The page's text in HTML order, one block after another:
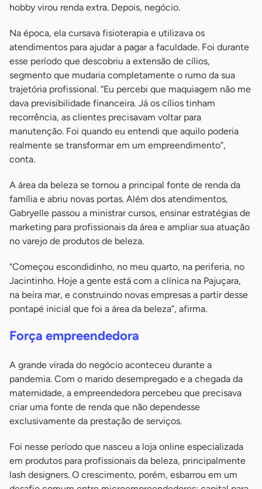
hobby virou renda extra. Depois, negócio.
Na época, ela cursava fisioterapia e utilizava os
atendimentos para ajudar a pagar a faculdade. Foi durante
esse período que descobriu a extensão de cílios,
segmento que mudaria completamente o rumo da sua
trajetória profissional. “Eu percebi que maquiagem não me
dava previsibilidade financeira. Já os cílios tinham
recorrência, as clientes precisavam voltar para
manutenção. Foi quando eu entendi que aquilo poderia
realmente se transformar em um empreendimento”,
conta.
A área da beleza se tornou a principal fonte de renda da
família e abriu novas portas. Além dos atendimentos,
Gabryelle passou a ministrar cursos, ensinar estratégias de
marketing para profissionais da área e ampliar sua atuação
no varejo de produtos de beleza.
“Começou escondidinho, no meu quarto, na periferia, no
Jacintinho. Hoje a gente está com a clínica na Pajuçara,
na beira mar, e construindo novas empresas a partir desse
pontapé inicial que foi a área da beleza”, afirma.
Força empreendedora
A grande virada do negócio aconteceu durante a
pandemia. Com o marido desempregado e a chegada da
maternidade, a empreendedora percebeu que precisava
criar uma fonte de renda que não dependesse
exclusivamente da prestação de serviços.
Foi nesse período que nasceu a loja online especializada
em produtos para profissionais da beleza, principalmente
lash designers. O crescimento, porém, esbarrou em um